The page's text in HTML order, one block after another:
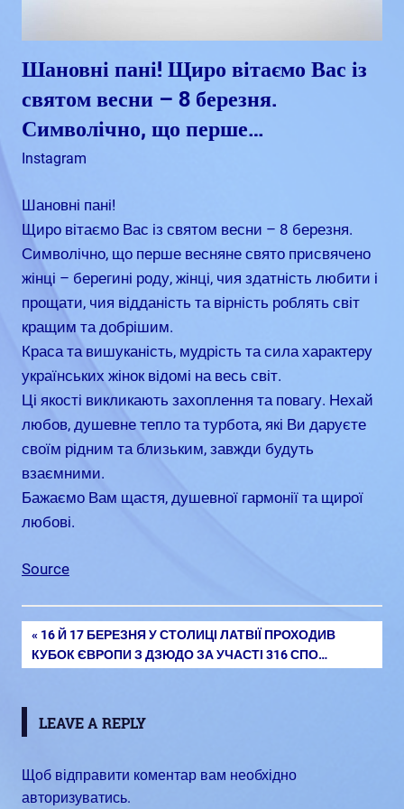
Шановні пані! Щиро вітаємо Вас із
святом весни – 8 березня.
Символічно, що перше…
Березень 22, 2024
admin
Instagram
Шановні пані!
Щиро вітаємо Вас із святом весни – 8 березня.
Символічно, що перше весняне свято присвячено
жінці – берегині роду, жінці, чия здатність любити і
прощати, чия відданість та вірність роблять світ
кращим та добрішим.
Краса та вишуканість, мудрість та сила характеру
українських жінок відомі на весь світ.
Ці якості викликають захоплення та повагу. Нехай
любов, душевне тепло та турбота, які Ви даруєте
своїм рідним та близьким, завжди будуть
взаємними.
Бажаємо Вам щастя, душевної гармонії та щирої
любові.
Source
Навігація
PREVIOUS
POST:
16 Й 17 БЕРЕЗНЯ У СТОЛИЦІ ЛАТВІЇ ПРОХОДИВ
КУБОК ЄВРОПИ З ДЗЮДО ЗА УЧАСТІ 316 СПО…
LEAVE A REPLY
Щоб відправити коментар вам необхідно
авторизуватись.